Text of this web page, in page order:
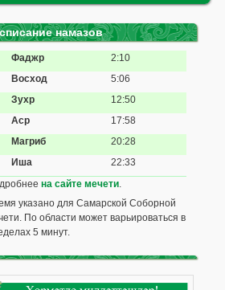
намазов
Фаджр
2:10
Восход
5:06
Зухр
12:50
Аср
17:58
Магриб
20:28
Иша
22:33
на сайте мечети.
указано для Самарской Соборной
По области может варьироваться в
5 минут.